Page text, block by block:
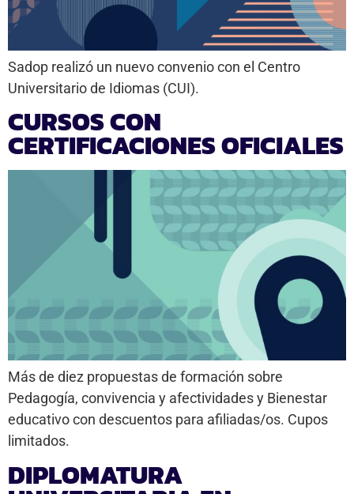
Sadop realizó un nuevo convenio con el Centro
Universitario de Idiomas (CUI).
CURSOS CON
CERTIFICACIONES OFICIALES
Más de diez propuestas de formación sobre
Pedagogía, convivencia y afectividades y Bienestar
educativo con descuentos para afiliadas/os. Cupos
limitados.
DIPLOMATURA